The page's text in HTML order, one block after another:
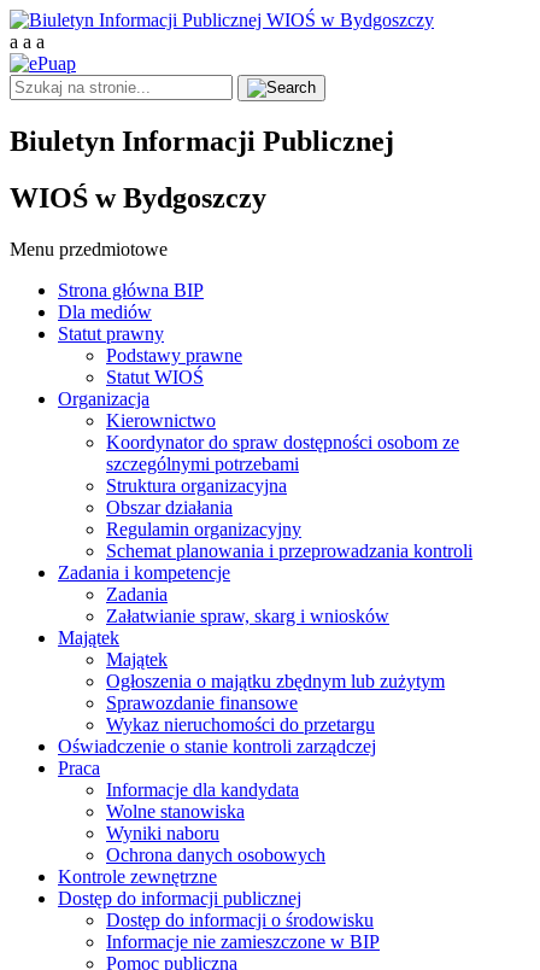
a a a
Biuletyn Informacji Publicznej
WIOŚ w Bydgoszczy
Menu przedmiotowe
Strona główna BIP
Dla mediów
Statut prawny
Podstawy prawne
Statut WIOŚ
Organizacja
Kierownictwo
Koordynator do spraw dostępności osobom ze
szczególnymi potrzebami
Struktura organizacyjna
Obszar działania
Regulamin organizacyjny
Schemat planowania i przeprowadzania kontroli
Zadania i kompetencje
Zadania
Załatwianie spraw, skarg i wniosków
Majątek
Majątek
Ogłoszenia o majątku zbędnym lub zużytym
Sprawozdanie finansowe
Wykaz nieruchomości do przetargu
Oświadczenie o stanie kontroli zarządczej
Praca
Informacje dla kandydata
Wolne stanowiska
Wyniki naboru
Ochrona danych osobowych
Kontrole zewnętrzne
Dostęp do informacji publicznej
Dostęp do informacji o środowisku
Informacje nie zamieszczone w BIP
Pomoc publiczna